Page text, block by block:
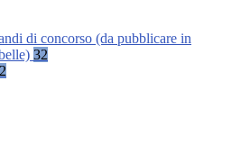
di concorso (da pubblicare in
32